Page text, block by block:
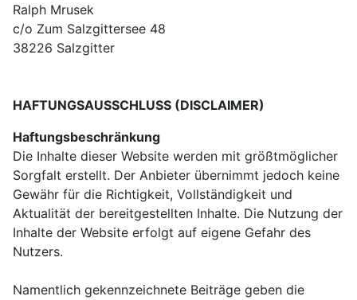
Ralph Mrusek
c/o Zum Salzgittersee 48
38226 Salzgitter
HAFTUNGSAUSSCHLUSS (DISCLAIMER)
Haftungsbeschränkung
Die Inhalte dieser Website werden mit größtmöglicher
Sorgfalt erstellt. Der Anbieter übernimmt jedoch keine
Gewähr für die Richtigkeit, Vollständigkeit und
Aktualität der bereitgestellten Inhalte. Die Nutzung der
Inhalte der Website erfolgt auf eigene Gefahr des
Nutzers.
Namentlich gekennzeichnete Beiträge geben die